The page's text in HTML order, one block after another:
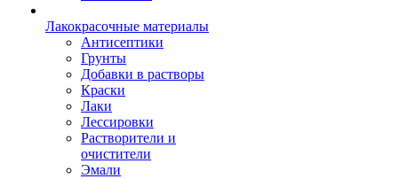
Лакокрасочные материалы
Антисептики
Грунты
Добавки в растворы
Краски
Лаки
Лессировки
Растворители и
очистители
Эмали